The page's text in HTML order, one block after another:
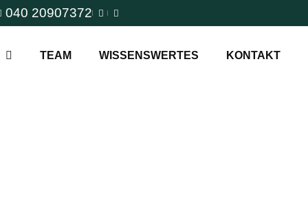
040 20907372
TEAM WISSENSWERTES KONTAKT